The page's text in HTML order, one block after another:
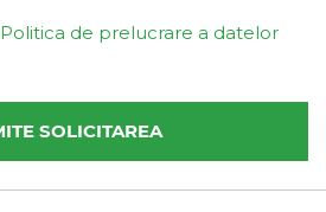
Politica de prelucrare a datelor